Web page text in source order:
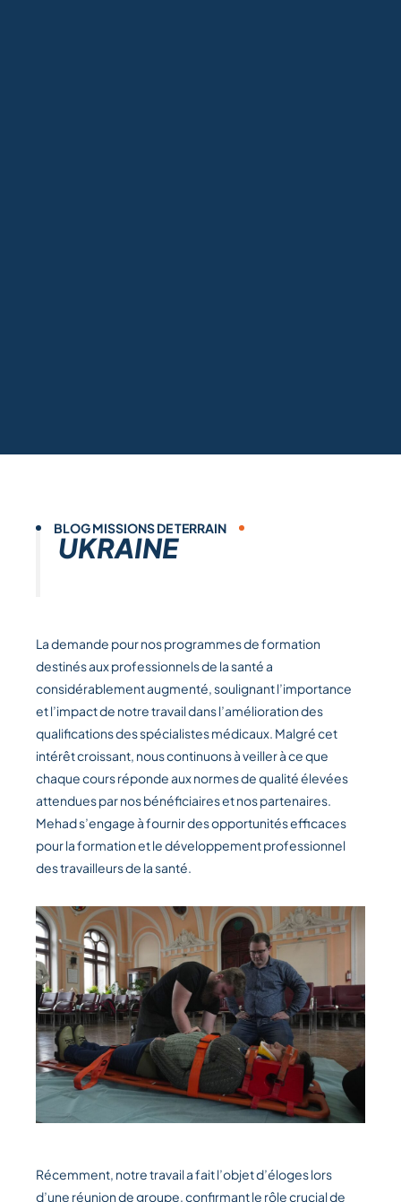
BLOG MISSIONS DE TERRAIN
UKRAINE
La demande pour nos programmes de formation
destinés aux professionnels de la santé a
considérablement augmenté, soulignant l’importance
et l’impact de notre travail dans l’amélioration des
qualifications des spécialistes médicaux. Malgré cet
intérêt croissant, nous continuons à veiller à ce que
chaque cours réponde aux normes de qualité élevées
attendues par nos bénéficiaires et nos partenaires.
Mehad s’engage à fournir des opportunités efficaces
pour la formation et le développement professionnel
des travailleurs de la santé.
Récemment, notre travail a fait l’objet d’éloges lors
d’une réunion de groupe, confirmant le rôle crucial de